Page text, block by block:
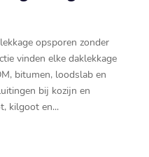
opsporen zonder
vinden elke daklekkage
bitumen, loodslab en
bij kozijn en
kilgoot en...